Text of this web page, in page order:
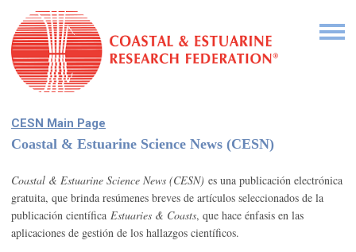
CESN Main Page
Coastal & Estuarine Science News (CESN)
Coastal & Estuarine Science News (CESN) es una publicación electrónica
gratuita, que brinda resúmenes breves de artículos seleccionados de la
publicación científica Estuaries & Coasts, que hace énfasis en las
aplicaciones de gestión de los hallazgos científicos.